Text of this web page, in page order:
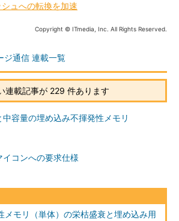
シュへの転換を加速
Copyright © ITmedia, Inc. All Rights Reserved.
ジ通信 連載一覧
連載記事が 229 件あります
中容量の埋め込み不揮発性メモリ
イコンへの要求仕様
メモリ（単体）の栄枯盛衰と埋め込み用